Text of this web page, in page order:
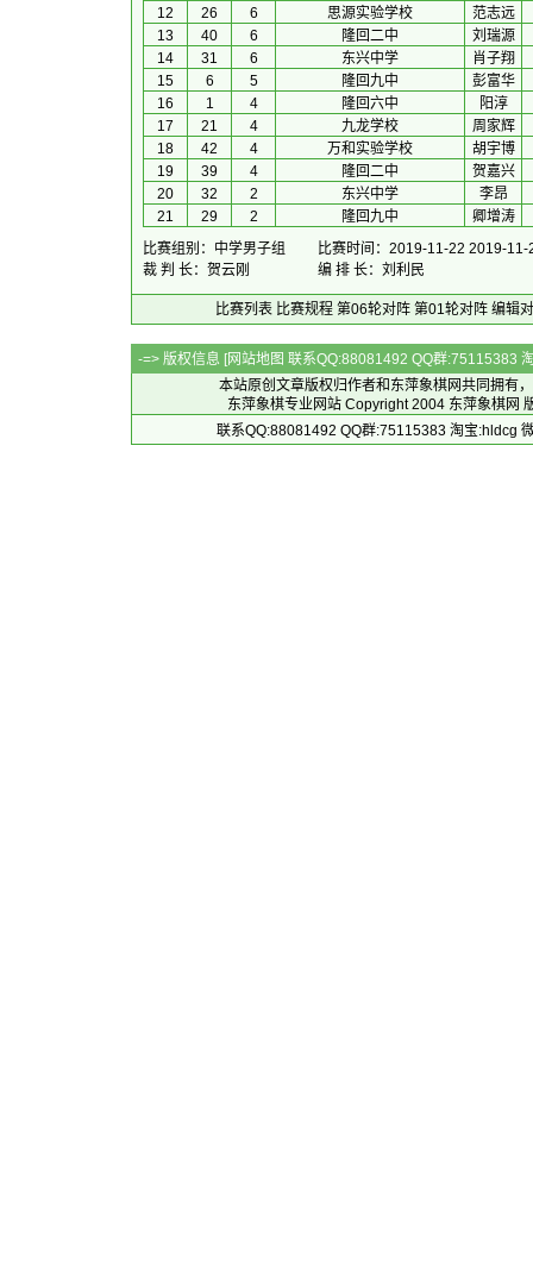
12
26 6 思源实验学校
范志远
13
40 6 隆回二中
刘瑞源
14
31 6 东兴中学
肖子翔
15
6 5 隆回九中
彭富华
16
1 4 隆回六中
阳淳
17
21 4 九龙学校
周家辉
18
42 4 万和实验学校
胡宇博
19
39 4 隆回二中
贺嘉兴
20
32 2 东兴中学
李昂
21
29 2 隆回九中
卿增涛
比赛组别：中学男子组
比赛时间：2019-11-22 2019-11-
裁 判 长：贺云刚
编 排 长：刘利民
比赛列表 比赛规程 第06轮对阵 第01轮对阵 编辑
-=> 版权信息 [网站地图 联系QQ:88081492 QQ群:75115383
本站原创文章版权归作者和 东萍象棋网共同拥有
东萍象棋专业网站 Copyright 2004 东萍象棋网
联系QQ:88081492 QQ群:75115383 淘宝:hldcg